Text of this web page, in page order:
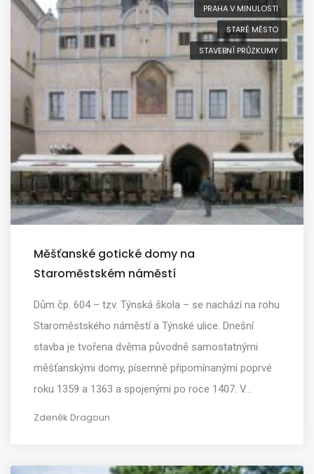
PRAHA V MINULOSTI
STARÉ MĚSTO
STAVEBNÍ PRŮZKUMY
Měšťanské gotické domy na
Staroměstském náměstí
Dům čp. 604 – tzv. Týnská škola – se nachází na rohu
Staroměstského náměstí a Týnské ulice. Dnešní
stavba je tvořena dvěma původně samostatnými
měšťanskými domy, písemně připomínanými poprvé
roku 1359 a 1363 a spojenými po roce 1407. V…
Zdeněk Dragoun